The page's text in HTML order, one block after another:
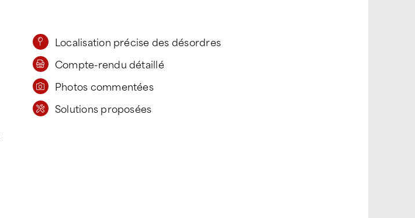
Localisation précise des désordres
Compte-rendu détaillé
Photos commentées
Solutions proposées